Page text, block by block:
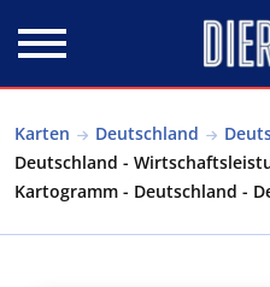
Karten Deutschland
Deutschland -
Kartogramm - Deutschland -